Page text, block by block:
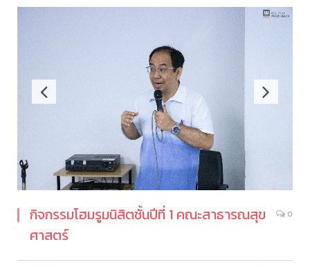
กิจกรรมโฮมรูมนิสิตชั้นปีที่ 1 คณะสาธารณสุข
ศาสตร์
0